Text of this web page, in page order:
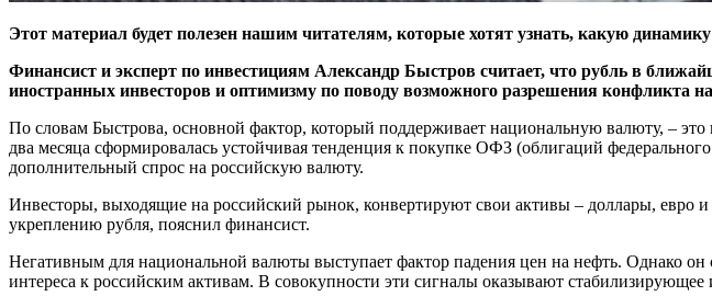
Этот материал будет полезен нашим читателям, которые хотят узнать, какую
Финансист и эксперт по инвестициям Александр Быстров считает, что рубль в
иностранных инвесторов и оптимизму по поводу возможного разрешения конфликта
По словам Быстрова, основной фактор, который поддерживает национальную валюту, –
два месяца сформировалась устойчивая тенденция к покупке ОФЗ (облигаций
дополнительный спрос на российскую валюту.
Инвесторы, выходящие на российский рынок, конвертируют свои активы – доллары, евро
укреплению рубля, пояснил финансист.
Негативным для национальной валюты выступает фактор падения цен на нефть. Однако
интереса к российским активам. В совокупности эти сигналы оказывают